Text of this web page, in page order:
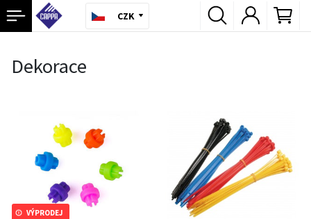
CZK
Dekorace
VÝPRODEJ